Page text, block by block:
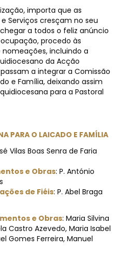
importa que as
Serviços cresçam no seu
a todos o feliz anúncio
procedo às
incluindo a
da Acção
a integrar a Comissão
e Família, deixando assim
para a Pastoral
PARA O LAICADO E FAMÍLIA
Vilas Boas Senra de Faria
e Obras: P. António
de Fiéis: P. Abel Braga
e Obras: Maria Silvina
Castro Azevedo, Maria Isabel
Gomes Ferreira, Manuel